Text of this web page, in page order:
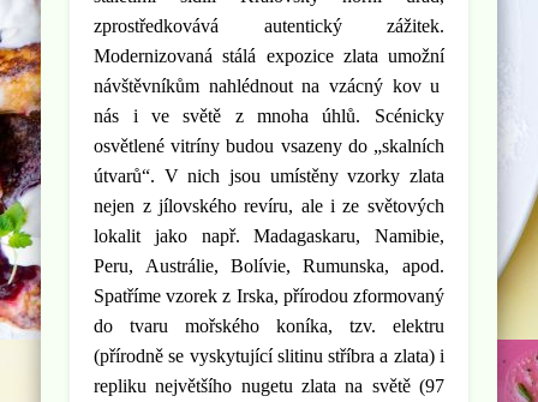
zprostředkovává autentický zážitek.
Modernizovaná stálá expozice zlata umožní
návštěvníkům nahlédnout na vzácný kov u
nás i ve světě z mnoha úhlů. Scénicky
osvětlené vitríny budou vsazeny do „skalních
útvarů“. V nich jsou umístěny vzorky zlata
nejen z jílovského revíru, ale i ze světových
lokalit jako např. Madagaskaru, Namibie,
Peru, Austrálie, Bolívie, Rumunska, apod.
Spatříme vzorek z Irska, přírodou zformovaný
do tvaru mořského koníka, tzv. elektru
(přírodně se vyskytující slitinu stříbra a zlata) i
repliku největšího nugetu zlata na světě (97